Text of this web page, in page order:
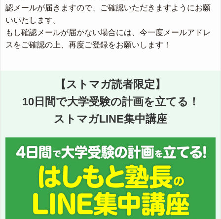
認メールが届きますので、ご確認いただきますようにお願
いいたします。
もし確認メールが届かない場合には、今一度メールアドレ
スをご確認の上、再度ご登録をお願いします！
【ストマガ読者限定】
10日間で大学受験の計画を立てる！
ストマガLINE集中講座